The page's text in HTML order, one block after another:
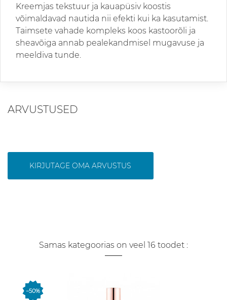
Kreemjas tekstuur ja kauapüsiv koostis
võimaldavad nautida nii efekti kui ka kasutamist.
Taimsete vahade kompleks koos kastoorõli ja
sheavõiga annab pealekandmisel mugavuse ja
meeldiva tunde.
ARVUSTUSED
KIRJUTAGE OMA ARVUSTUS
Samas kategoorias on veel 16 toodet :
−50%